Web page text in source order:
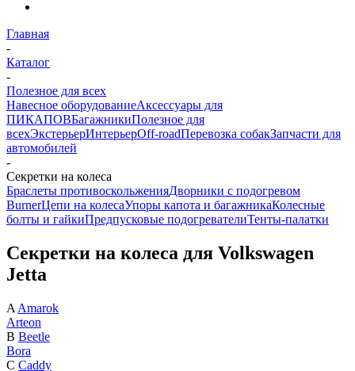
Главная
-
Каталог
-
Полезное для всех
Навесное оборудованиеАксессуары для
ПИКАПОВБагажникиПолезное для
всехЭкстерьерИнтерьерOff-roadПеревозка собакЗапчасти для
автомобилей
-
Секретки на колеса
Браслеты противоскольженияДворники с подогревом
BurnerЦепи на колесаУпоры капота и багажникаКолесные
болты и гайкиПредпусковые подогревателиТенты-палатки
Секретки на колеса для Volkswagen
Jetta
A Amarok
Arteon
B Beetle
Bora
C Caddy